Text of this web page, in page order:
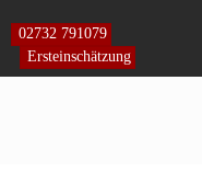
content
02732 791079
Ersteinschätzung